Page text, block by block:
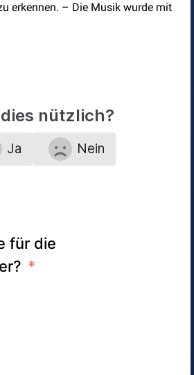
erkennen. – Die Musik wurde mit
nützlich?
Ja Nein
für die